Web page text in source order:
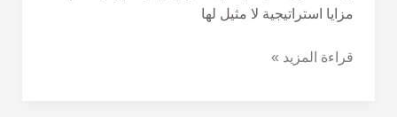
مزايا استراتيجية لا مثيل لها
قراءة المزيد »